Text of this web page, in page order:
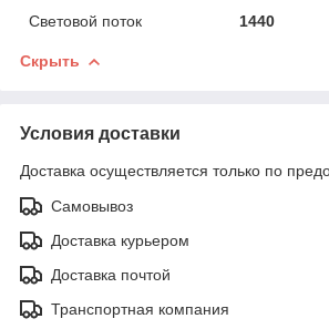
Световой поток
1440
Скрыть
Условия доставки
Доставка осуществляется только по
Самовывоз
Доставка курьером
Доставка почтой
Транспортная компания